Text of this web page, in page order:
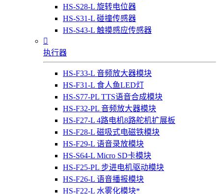
HS-S28-L 旋转电位器
HS-S31-L 碰撞传感器
HS-S43-L 触摸感应传感器

执行器
HS-F33-L 音频放大器模块
HS-F31-L 食人鱼LED灯
HS-S77-PL TTS语音合成模块
HS-F32-PL 音频放大器模块
HS-F27-L 4路电机8路舵机扩展板
HS-F28-L 磁吸式电磁铁模块
HS-F29-L 语音录放模块
HS-S64-L Micro SD卡模块
HS-F25-PL 步进电机驱动模块
HS-F26-L 语音播报模块
HS-F22-L 水雾化模块*